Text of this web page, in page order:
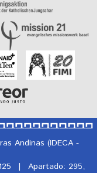
Andinas (IDECA -
|
Apartado: 295,